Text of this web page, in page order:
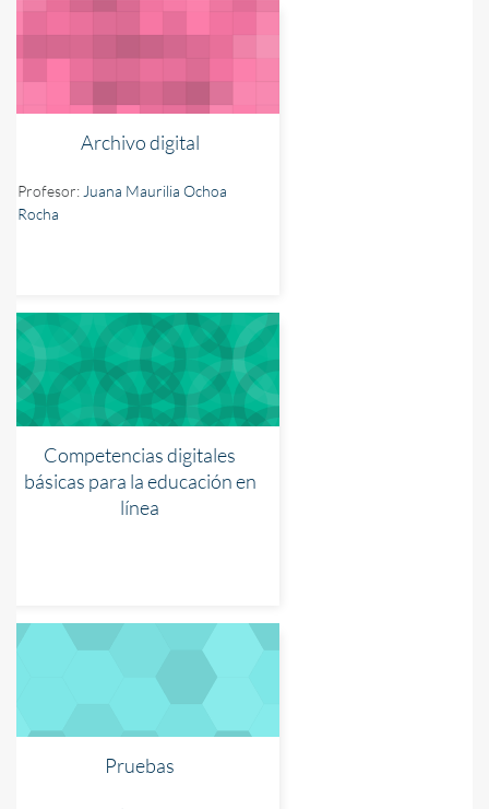
Archivo digital
Profesor: Juana Maurilia Ochoa
Rocha
Competencias digitales
básicas para la educación en
línea
Pruebas